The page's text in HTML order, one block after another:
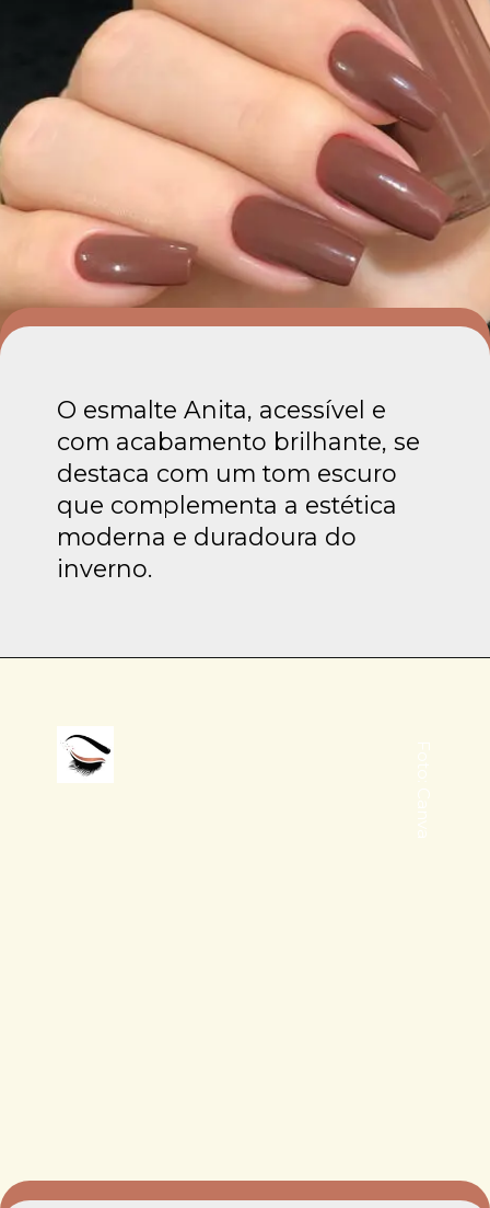
O esmalte Anita, acessível e
com acabamento brilhante, se
destaca com um tom escuro
que complementa a estética
moderna e duradoura do
inverno.